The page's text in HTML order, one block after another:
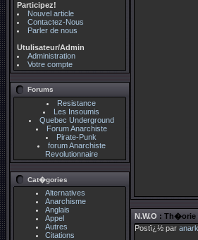
Participez!
Nouvel article
Contactez-Nous
Parler de nous
Utulisateur/Admin
Administration
Votre compte
Forums
Resistance
Les Insoumis
Quebec Underground
Forum Anarchiste
Pirate-Punk
forum Anarchiste
Revolutionnaire
Cat�gories
Alternatives
Anarchisme
Anglais
Appel
Autres
Citations
N.W.O : Th�orie
Postï¿½ par